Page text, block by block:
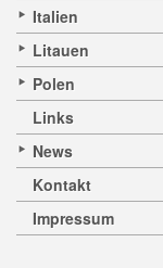
Italien
Litauen
Polen
Links
News
Kontakt
Impressum